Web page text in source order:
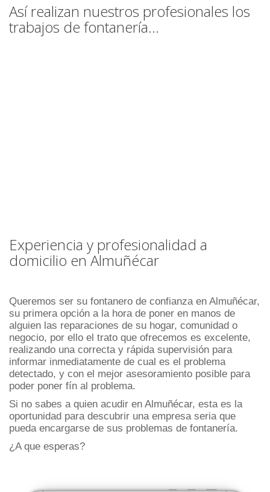
Así realizan nuestros profesionales los
trabajos de fontanería…
Experiencia y profesionalidad a
domicilio en Almuñécar
Queremos ser su fontanero de confianza en Almuñécar,
su primera opción a la hora de poner en manos de
alguien las reparaciones de su hogar, comunidad o
negocio, por ello el trato que ofrecemos es excelente,
realizando una correcta y rápida supervisión para
informar inmediatamente de cual es el problema
detectado, y con el mejor asesoramiento posible para
poder poner fín al problema.
Si no sabes a quien acudir en Almuñécar, esta es la
oportunidad para descubrir una empresa seria que
pueda encargarse de sus problemas de fontanería.
¿A que esperas?